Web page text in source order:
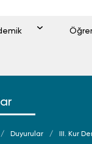
Duyurular III. Kur